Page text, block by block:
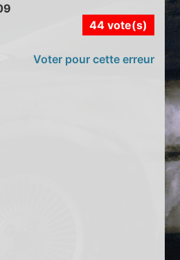
44 vote(s)
Voter pour cette erreur